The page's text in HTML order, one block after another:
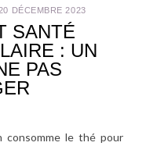
DÉCEMBRE 2023
SANTÉ
: UN
PAS
consomme le thé pour